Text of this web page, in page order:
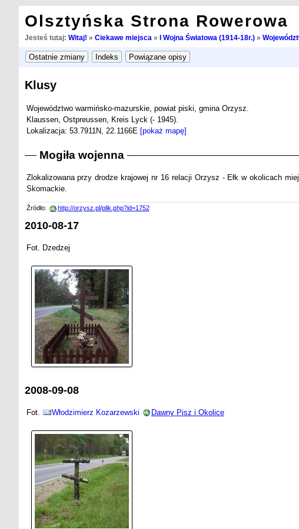
Olsztyńska Strona Rowerowa
Jesteś tutaj: Witaj! » Ciekawe miejsca » I Wojna Światowa (1914-18r.)»
Klusy
Województwo warmińsko-mazurskie, powiat piski, gmina Orzysz.
Klaussen, Ostpreussen, Kreis Lyck (- 1945).
Lokalizacja: 53.7911N, 22.1166E [pokaż mapę]
Mogiła wojenna
Zlokalizowana przy drodze krajowej nr 16 relacji Orzysz - Ełk w okolicach
Skomackie.
Źródło: http://orzysz.pl/plik.php?id=1752
2010-08-17
Fot. Dzedzej
2008-09-08
Fot. Włodzimierz Kozarzewski Dawny Pisz i Okolice